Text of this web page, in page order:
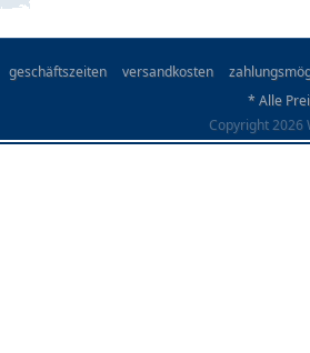
geschäftszeiten versandkosten
* Alle
Copyright 2026